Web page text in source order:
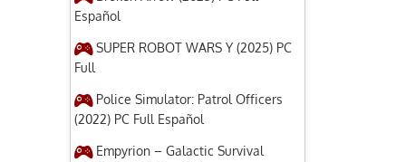
Español
SUPER ROBOT WARS Y (2025) PC
Full
Police Simulator: Patrol Officers
(2022) PC Full Español
Empyrion – Galactic Survival